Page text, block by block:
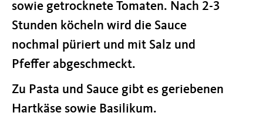
sowie getrocknete Tomaten. Nach 2-3
Stunden köcheln wird die Sauce
nochmal püriert und mit Salz und
Pfeffer abgeschmeckt.
Zu Pasta und Sauce gibt es geriebenen
Hartkäse sowie Basilikum.